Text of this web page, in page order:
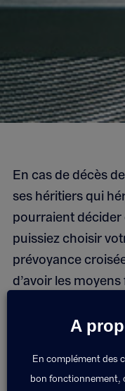
En cas de décès
ses héritiers qui
pourraient décider
puissiez choisir
prévoyance
d’avoir les
Les +
A
En complément des
bon fonctionnement,